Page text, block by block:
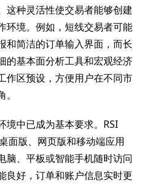
这种灵活性使交易者能够创建
环境。例如，短线交易者可能
和简洁的订单输入界面，而长
的基本面分析工具和宏观经济
作区预设，方便用户在不同市
境中已成为基本要求。RSI
面版、网页版和移动端应用
脑、平板或智能手机随时访问
良好，订单和账户信息实时更